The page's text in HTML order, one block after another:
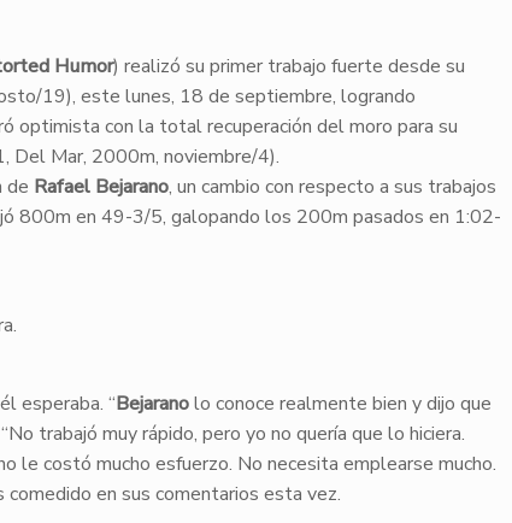
Humor) realizó su primer trabajo fuerte desde su
19), este lunes, 18 de septiembre, logrando
optimista con la total recuperación del moro para su
Del Mar, 2000m, noviembre/4).
de Rafael Bejarano, un cambio con respecto a sus trabajos
800m en 49-3/5, galopando los 200m pasados en 1:02-
esperaba. “Bejaranolo conoce realmente bien y dijo que
trabajó muy rápido, pero yo no quería que lo hiciera.
le costó mucho esfuerzo. No necesita emplearse mucho.
comedido en sus comentarios esta vez.